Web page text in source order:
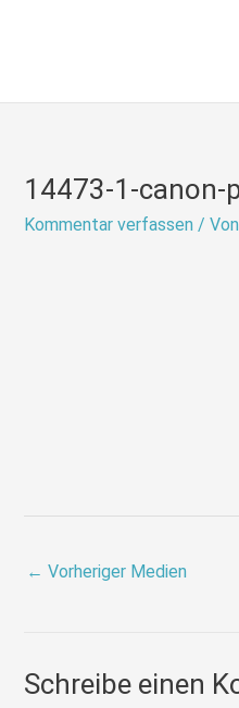
14473-1-canon-
Kommentar verfassen / Von
← Vorheriger Medien
Schreibe einen